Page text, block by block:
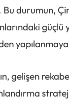
durumun,
gelişen